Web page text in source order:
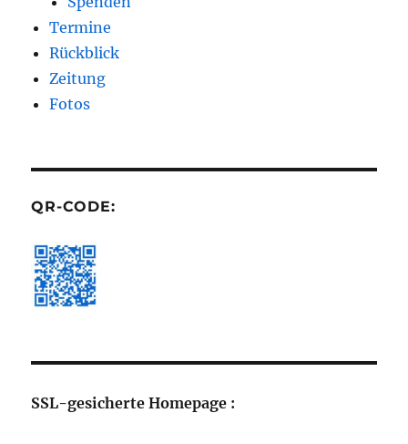
Termine
Rückblick
Zeitung
Fotos
QR-CODE:
SSL-gesicherte Homepage :